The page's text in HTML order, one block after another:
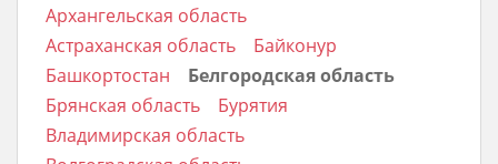
Архангельская область
Астраханская область
Байконур
Башкортостан
Белгородская область
Брянская область
Бурятия
Владимирская область